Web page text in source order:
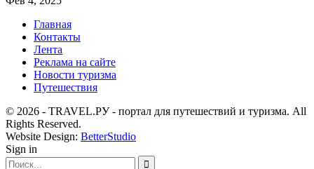
Главная
Контакты
Лента
Реклама на сайте
Новости туризма
Путешествия
© 2026 - TRAVEL.РУ - портал для путешествий и туризма. All
Rights Reserved.
Website Design: BetterStudio
Sign in